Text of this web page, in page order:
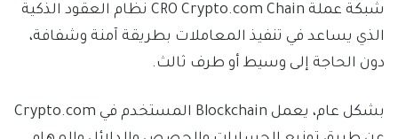
شبكة عملة CRO Crypto.com Chain نظام العقود الذكية
الذي يساعد في تنفيذ المعاملات بطريقة آمنة وشفافة،
دون الحاجة إلى وسيط أو طرف ثالث.
بشكل عام، يعمل Blockchain المستخدم في Crypto.com